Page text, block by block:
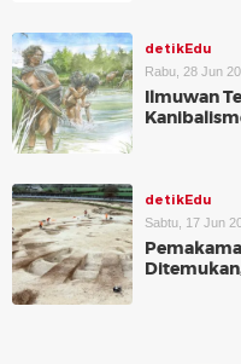
detikEdu
Rabu, 28 Jun
Ilmuwan
detikEdu
Sabtu, 17 Jun